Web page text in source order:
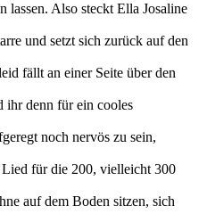
lassen. Also steckt Ella Josaline
und setzt sich zurück auf den
fällt an einer Seite über den
ihr denn für ein cooles
noch nervös zu sein,
für die 200, vielleicht 300
auf dem Boden sitzen, sich